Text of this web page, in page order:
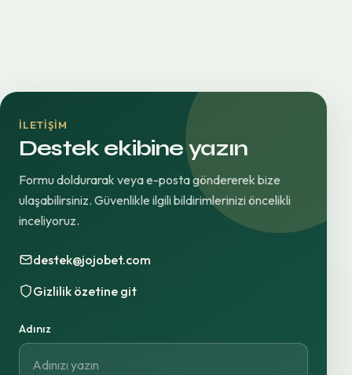
İLETIŞIM
Destek ekibine yazın
Formu doldurarak veya e-posta göndererek bize
ulaşabilirsiniz. Güvenlikle ilgili bildirimlerinizi öncelikli
inceliyoruz.
destek@jojobet.com
Gizlilik özetine git
Adınız